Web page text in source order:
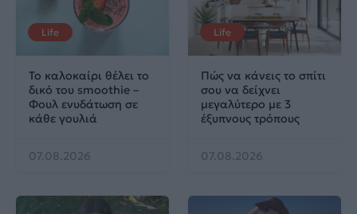
Life
Το καλοκαίρι θέλει το
δικό του smoothie –
Φουλ ενυδάτωση σε
κάθε γουλιά
07.08.2026
Life
Πώς να κάνεις το σπίτι
σου να δείχνει
μεγαλύτερο με 3
έξυπνους τρόπους
07.08.2026